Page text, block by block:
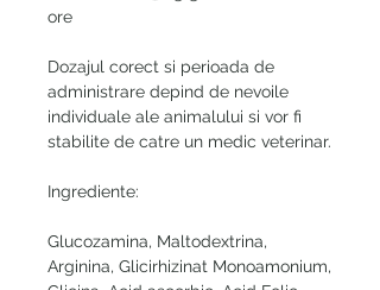
ore
Dozajul corect si perioada de
administrare depind de nevoile
individuale ale animalului si vor fi
stabilite de catre un medic veterinar.
Ingrediente:
Glucozamina, Maltodextrina,
Arginina, Glicirhizinat Monoamonium,